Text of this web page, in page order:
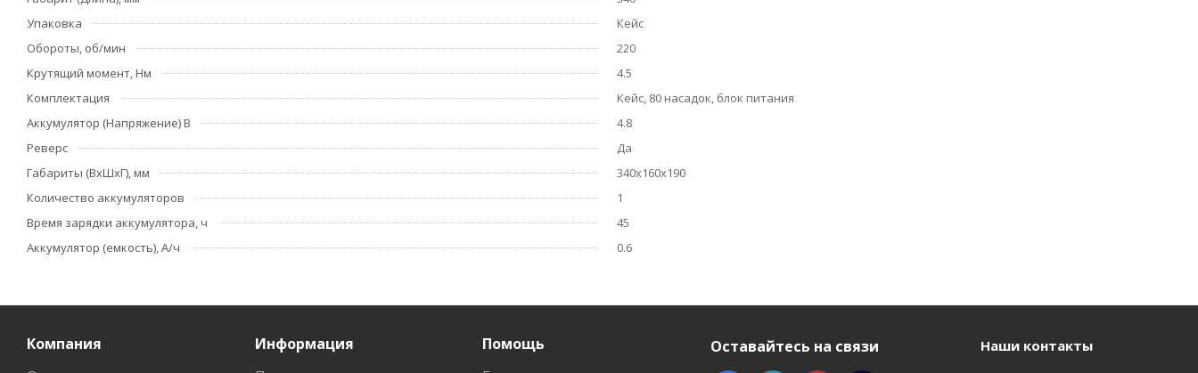
Упаковка
Кейс
Обороты, об/мин
220
Крутящий момент, Нм
4.5
Комплектация
Кейс, 80 насадок, блок питания
Аккумулятор (Напряжение) В
4.8
Реверс
Да
Габариты (ВхШхГ), мм
340x160x190
Количество аккумуляторов
1
Время зарядки аккумулятора, ч
45
Аккумулятор (емкость), А/ч
0.6
Компания Информация Помощь Оставайтесь на связи Наши контакты